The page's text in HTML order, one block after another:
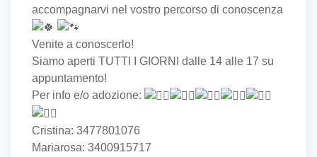
accompagnarvi nel vostro percorso di conoscenza
Venite a conoscerlo!
Siamo aperti TUTTI I GIORNI dalle 14 alle 17 su
appuntamento!
Per info e/o adozione:
Cristina: 3477801076
Mariarosa: 3400915717